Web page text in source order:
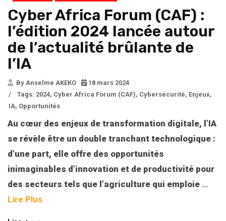
Cyber Africa Forum (CAF) :
l’édition 2024 lancée autour
de l’actualité brûlante de
l’IA
By Anselme AKEKO
18 mars 2024
/
Tags: 2024, Cyber Africa Forum (CAF), Cybersécurité, Enjeux,
IA, Opportunités
Au cœur des enjeux de transformation digitale, l’IA
se révèle être un double tranchant technologique :
d’une part, elle offre des opportunités
inimaginables d’innovation et de productivité pour
des secteurs tels que l’agriculture qui emploie …
Lire Plus